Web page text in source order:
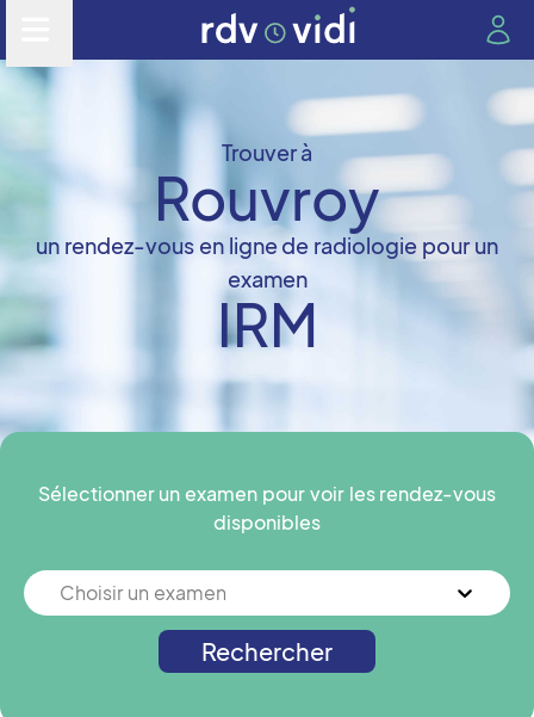
Trouver à
Rouvroy
un rendez-vous en ligne de radiologie pour un
examen
IRM
Sélectionner un examen pour voir les rendez-vous
disponibles
Choisir un examen
Rechercher